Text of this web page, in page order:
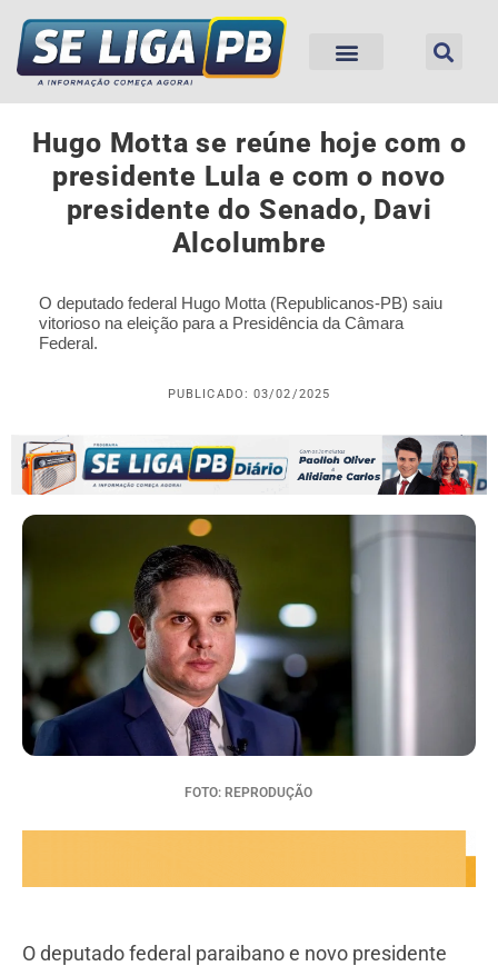
Hugo Motta se reúne hoje com o
presidente Lula e com o novo
presidente do Senado, Davi
Alcolumbre
O deputado federal Hugo Motta (Republicanos-PB) saiu
vitorioso na eleição para a Presidência da Câmara
Federal.
PUBLICADO: 03/02/2025
FOTO: REPRODUÇÃO
O deputado federal paraibano e novo presidente